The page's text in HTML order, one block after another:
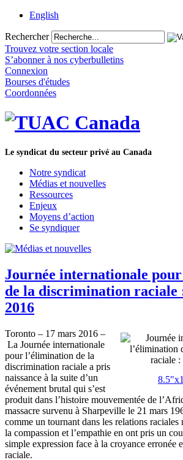
English
Rechercher
Trouvez votre section locale
S’abonner à nos cyberbulletins
Connexion
Bourses d'études
Coordonnées
Le syndicat du secteur privé au Canada
Notre syndicat
Médias et nouvelles
Ressources
Enjeux
Moyens d’action
Se syndiquer
Journée internationale
de la discrimination raciale
2016
Toronto – 17 mars 2016 –
La Journée internationale
pour l’élimination de la
discrimination raciale a pris
naissance à la suite d’un
événement brutal qui s’est
produit dans l’histoire mouvementée de
massacre survenu à Sharpeville le 21 mars
comme un tournant dans les relations raciales
la compassion et l’empathie en ont pris un
simple expression face à la croyance erronée
raciale.